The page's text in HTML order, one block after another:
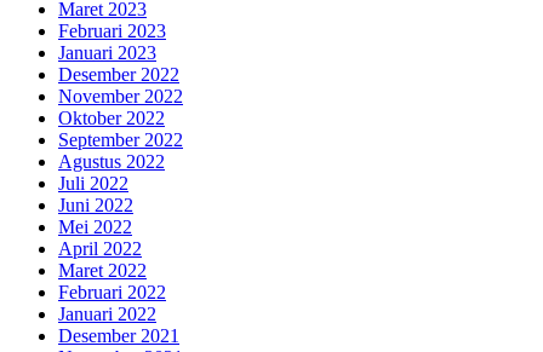
Maret 2023
Februari 2023
Januari 2023
Desember 2022
November 2022
Oktober 2022
September 2022
Agustus 2022
Juli 2022
Juni 2022
Mei 2022
April 2022
Maret 2022
Februari 2022
Januari 2022
Desember 2021